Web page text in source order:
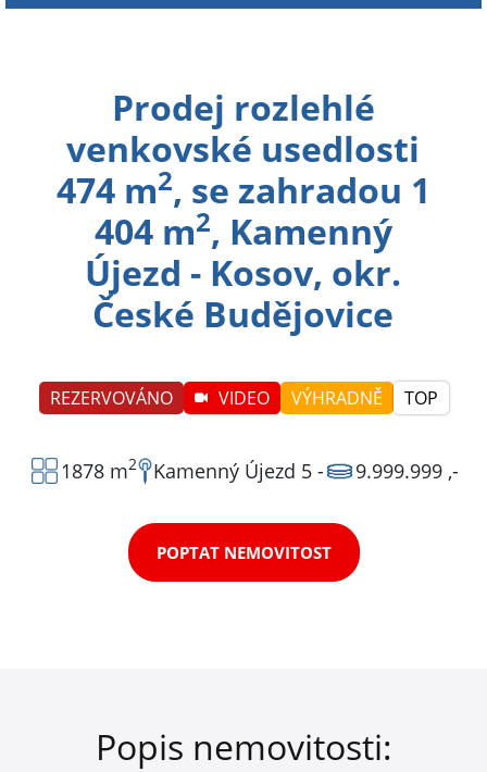
Prodej rozlehlé
venkovské usedlosti
474 m2, se zahradou 1
404 m2, Kamenný
Újezd - Kosov, okr.
České Budějovice
1878 m2 Kamenný Újezd 5 - 9.999.999 ,-
POPTAT NEMOVITOST
Popis nemovitosti: